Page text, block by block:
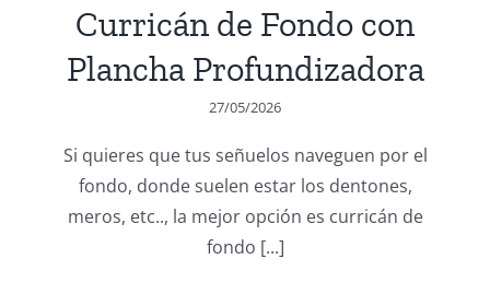
Curricán de Fondo con
Plancha Profundizadora
27/05/2026
Si quieres que tus señuelos naveguen por el
fondo, donde suelen estar los dentones,
meros, etc.., la mejor opción es curricán de
fondo [...]